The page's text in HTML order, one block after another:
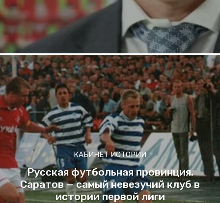
КАБИНЕТ ИСТОРИИ
Русская футбольная провинция.
Саратов — самый невезучий клуб в
истории первой лиги